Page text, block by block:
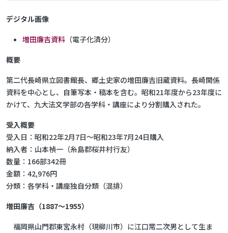
デジタル画像
増田廉吉資料 （電子化済分）
概要
第二代長崎県立図書館長、郷土史家の増田廉吉旧蔵資料。長崎関係
資料を中心とし、自筆写本・稿本を含む。昭和21年度から23年度に
かけて、九大法文学部の各学科・講座により分割購入された。
受入概要
受入日：昭和22年2月7日～昭和23年7月24日購入
納入者：山本禎一（糸島郡桜井村行友）
数量：166部342冊
金額：42,976円
分類：各学科・講座独自分類（混排）
増田廉吉（1887～1955）
福岡県山門郡東宮永村（現柳川市）に江口常二次男として生ま